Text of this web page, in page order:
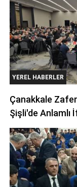
YEREL HABERLER
Çanakkale
Şişli'de Anlamlı